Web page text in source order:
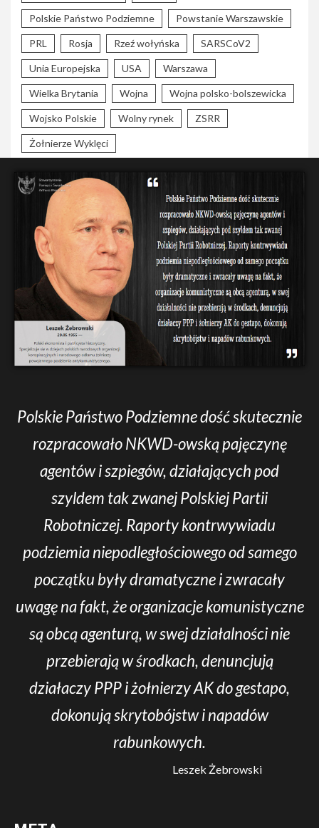
Polskie Państwo Podziemne Powstanie Warszawskie
PRL Rosja Rzeź wołyńska SARSCoV2
Unia Europejska USA Warszawa
Wielka Brytania Wojna Wojna polsko-bolszewicka
Wojsko Polskie Wolny rynek ZSRR
Żołnierze Wyklęci
Polskie Państwo Podziemne dość skutecznie
rozpracowało NKWD-owską pajęczynę
agentów i szpiegów, działających pod
szyldem tak zwanej Polskiej Partii
Robotniczej. Raporty kontrwywiadu
podziemia niepodległościowego od samego
początku były dramatyczne i zwracały
uwagę na fakt, że organizacje komunistyczne
są obcą agenturą, w swej działalności nie
przebierają w środkach, denuncjują
działaczy PPP i żołnierzy AK do gestapo,
dokonują skrytobójstw i napadów
rabunkowych.
Leszek Żebrowski